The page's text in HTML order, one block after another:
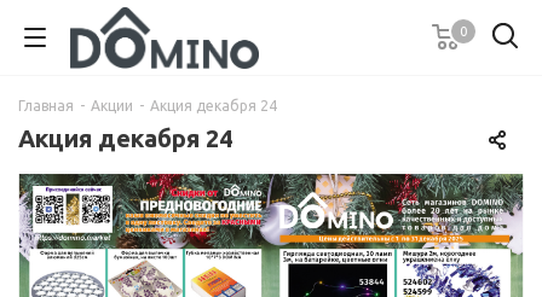
0
Главная - Акции - Акция декабря 24
Акция декабря 24